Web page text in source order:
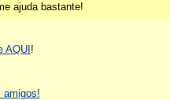
ajuda bastante!
AQUI !
amigos!